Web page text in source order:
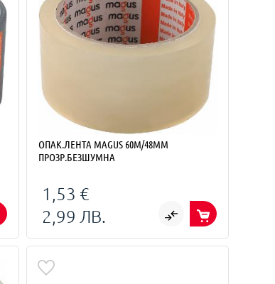
ОПАК.ЛЕНТА MAGUS 60М/48ММ
ПРОЗР.БЕЗШУМНА
1,53 €
2,99 ЛВ.